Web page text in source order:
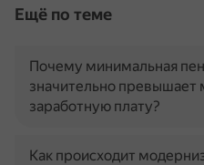
Ещё по теме
Почему минимальная
значительно
заработную плату?
Как происходит